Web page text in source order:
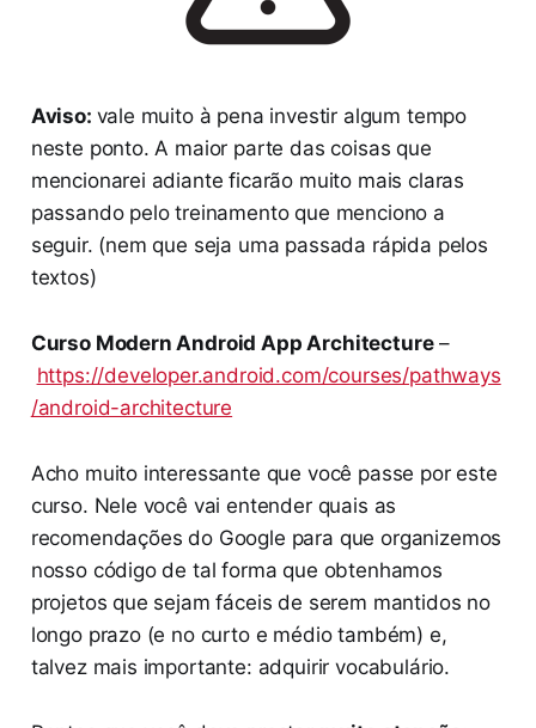
Aviso: vale muito à pena investir algum tempo
neste ponto. A maior parte das coisas que
mencionarei adiante ficarão muito mais claras
passando pelo treinamento que menciono a
seguir. (nem que seja uma passada rápida pelos
textos)
Curso Modern Android App Architecture–
https://developer.android.com/courses/pathways
/android-architecture
Acho muito interessante que você passe por este
curso. Nele você vai entender quais as
recomendações do Google para que organizemos
nosso código de tal forma que obtenhamos
projetos que sejam fáceis de serem mantidos no
longo prazo (e no curto e médio também) e,
talvez mais importante: adquirir vocabulário.